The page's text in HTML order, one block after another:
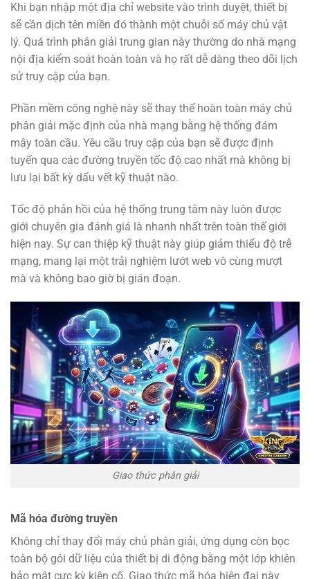
Khi bạn nhập một địa chỉ website vào trình duyệt, thiết bị
sẽ cần dịch tên miền đó thành một chuỗi số máy chủ vật
lý. Quá trình phân giải trung gian này thường do nhà mạng
nội địa kiểm soát hoàn toàn và họ rất dễ dàng theo dõi lịch
sử truy cập của bạn.
Phần mềm công nghệ này sẽ thay thế hoàn toàn máy chủ
phân giải mặc định của nhà mạng bằng hệ thống đám
mây toàn cầu. Yêu cầu truy cập của bạn sẽ được định
tuyến qua các đường truyền tốc độ cao nhất mà không bị
lưu lại bất kỳ dấu vết kỹ thuật nào.
Tốc độ phản hồi của hệ thống trung tâm này luôn được
giới chuyên gia đánh giá là nhanh nhất trên toàn thế giới
hiện nay. Sự can thiệp kỹ thuật này giúp giảm thiểu độ trễ
mạng, mang lại một trải nghiệm lướt web vô cùng mượt
mà và không bao giờ bị gián đoạn.
Giao thức phân giải
Mã hóa đường truyền
Không chỉ thay đổi máy chủ phân giải, ứng dụng còn bọc
toàn bộ gói dữ liệu của thiết bị di động bằng một lớp khiên
bảo mật cực kỳ kiên cố. Giao thức mã hóa hiện đại này